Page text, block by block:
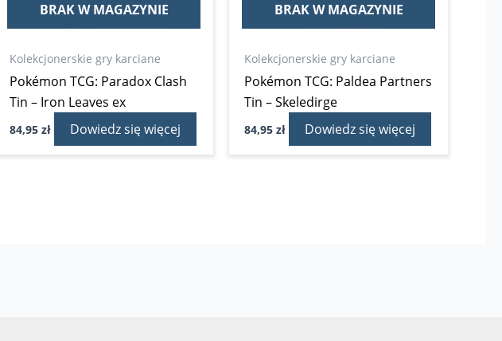
BRAK W MAGAZYNIE
Kolekcjonerskie gry karciane
Pokémon TCG: Paradox Clash
Tin – Iron Leaves ex
84,95zł Dowiedz się więcej
BRAK W MAGAZYNIE
Kolekcjonerskie gry karciane
Pokémon TCG: Paldea Partners
Tin – Skeledirge
84,95zł Dowiedz się więcej